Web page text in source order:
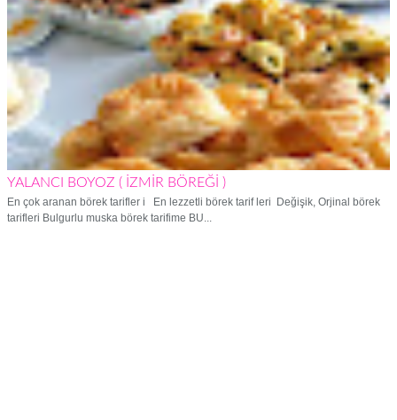
YALANCI BOYOZ ( İZMİR BÖREĞİ )
En çok aranan börek tarifler i En lezzetli börek tarif leri Değişik, Orjinal börek
tarifleri Bulgurlu muska börek tarifime BU...